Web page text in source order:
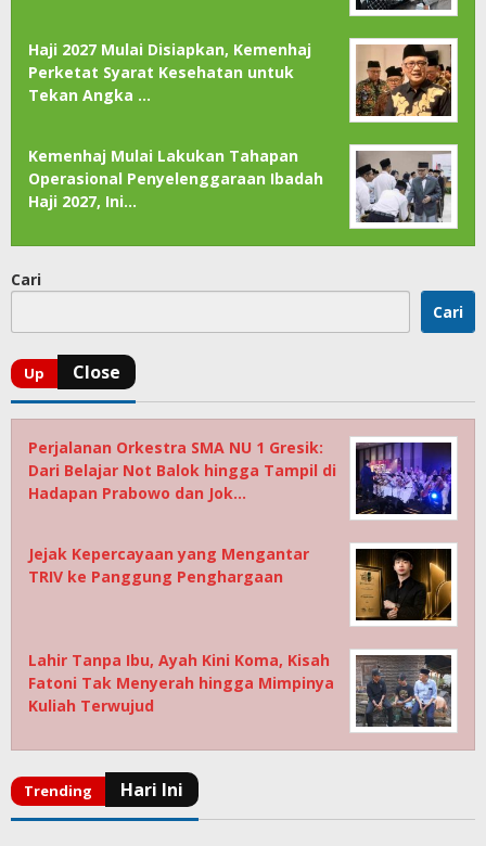
Haji 2027 Mulai Disiapkan, Kemenhaj
Perketat Syarat Kesehatan untuk
Tekan Angka …
Kemenhaj Mulai Lakukan Tahapan
Operasional Penyelenggaraan Ibadah
Haji 2027, Ini…
Cari
Cari
Perjalanan Orkestra SMA NU 1 Gresik:
Dari Belajar Not Balok hingga Tampil di
Hadapan Prabowo dan Jok…
Jejak Kepercayaan yang Mengantar
TRIV ke Panggung Penghargaan
Lahir Tanpa Ibu, Ayah Kini Koma, Kisah
Fatoni Tak Menyerah hingga Mimpinya
Kuliah Terwujud